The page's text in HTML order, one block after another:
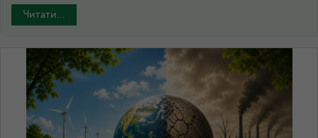
Читати...